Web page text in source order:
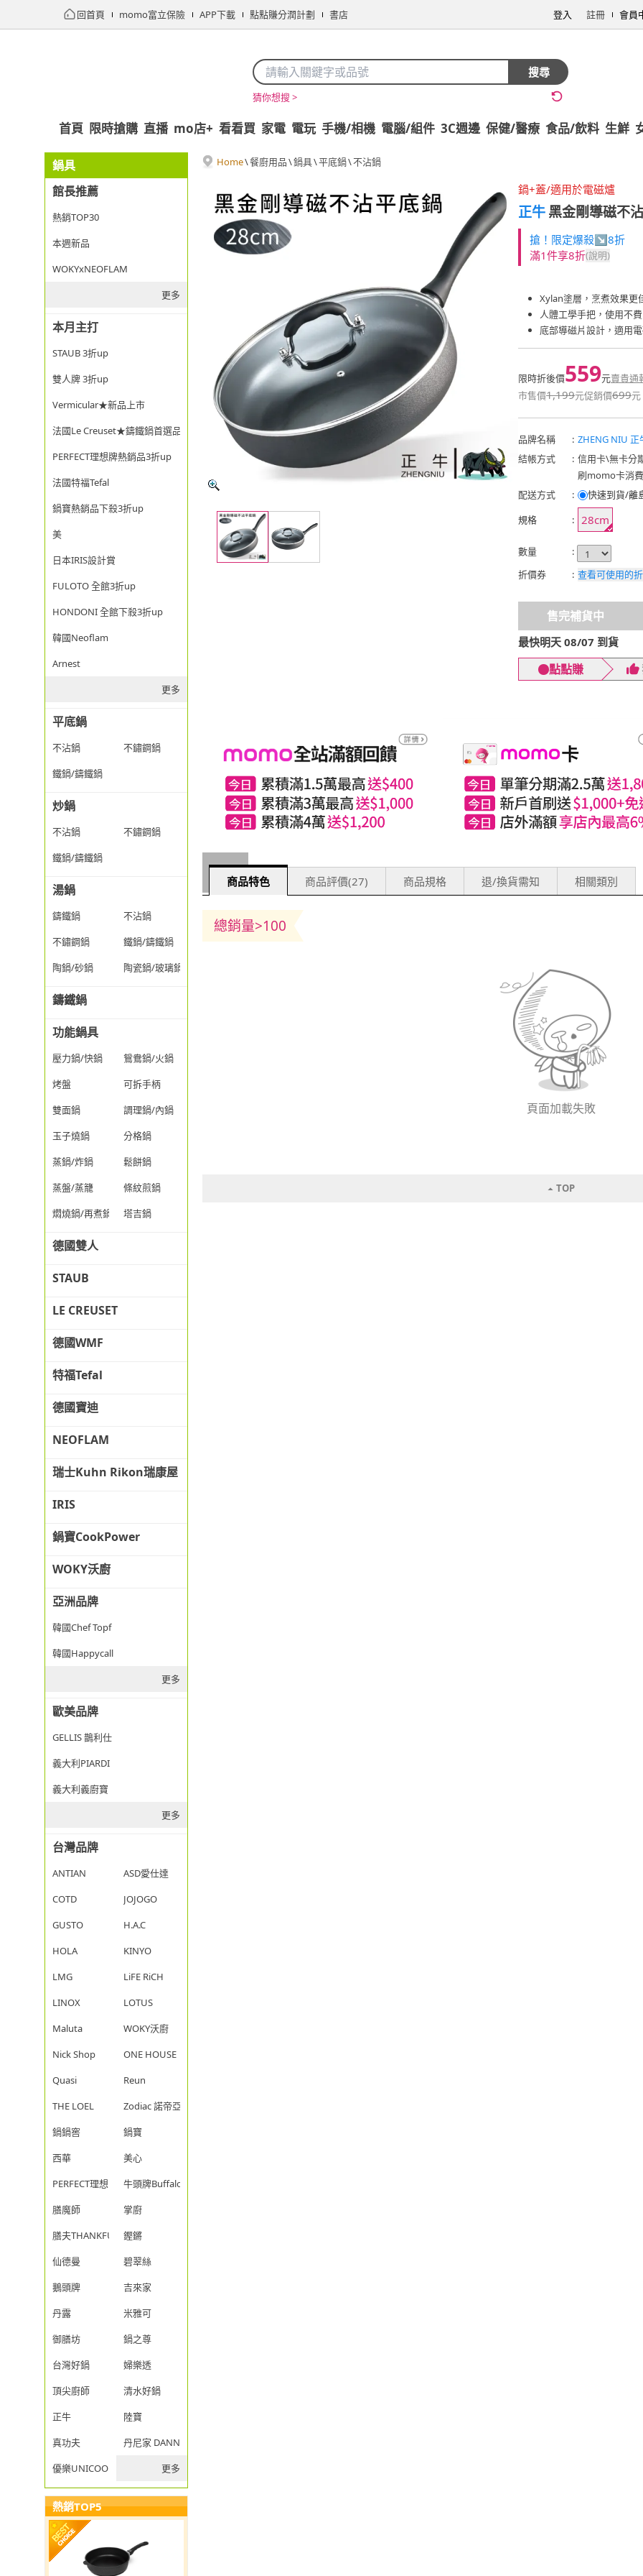
回首頁 momo富立保險 APP下載 點點賺分潤計劃 書店 登入 註冊 會員
搜尋
猜你想搜 >
首頁 限時搶購 直播 mo店+ 看看買 家電 電玩 手機/相機 電腦/組件 3C週邊 保健/醫療 食品/飲料 生鮮
鍋具
館長推薦
熱銷TOP30
本週新品
WOKYxNEOFLAM
更多
本月主打
STAUB 3折up
雙人牌 3折up
Vermicular★新品上市
法國Le Creuset★鑄鐵鍋首選品牌
PERFECT理想牌熱銷品3折up
法國特福Tefal
鍋寶熱銷品下殺3折up
美
日本IRIS設計賞
FULOTO 全館3折up
HONDONI 全館下殺3折up
韓國Neoflam
Arnest
更多
平底鍋
不沾鍋
不鏽鋼鍋
鐵鍋/鑄鐵鍋
炒鍋
不沾鍋
不鏽鋼鍋
鐵鍋/鑄鐵鍋
湯鍋
鑄鐵鍋
不沾鍋
不鏽鋼鍋
鐵鍋/鑄鐵鍋
陶鍋/砂鍋
陶瓷鍋/玻璃鍋/透明鍋
鑄鐵鍋
功能鍋具
壓力鍋/快鍋
鴛鴦鍋/火鍋
烤盤
可拆手柄
雙面鍋
調理鍋/內鍋
玉子燒鍋
分格鍋
蒸鍋/炸鍋
鬆餅鍋
蒸盤/蒸籠
條紋煎鍋
燜燒鍋/再煮鍋
塔吉鍋
德國雙人
STAUB
LE CREUSET
德國WMF
特福Tefal
德國寶迪
NEOFLAM
瑞士Kuhn Rikon瑞康屋
IRIS
鍋寶CookPower
WOKY沃廚
亞洲品牌
韓國Chef Topf
韓國Happycall
更多
歐美品牌
GELLIS 鵲利仕
義大利PIARDI
義大利義廚寶
更多
台灣品牌
ANTIAN
ASD愛仕達
COTD
JOJOGO
GUSTO
H.A.C
HOLA
KINYO
LMG
LiFE RiCH
LINOX
LOTUS
Maluta
WOKY沃廚
Nick Shop
ONE HOUSE
Quasi
Reun
THE LOEL
Zodiac 諾帝亞
鍋鍋窖
鍋寶
西華
美心
PERFECT理想
牛頭牌Buffalo
膳魔師
掌廚
膳夫THANKFUL
鏗鏘
仙德曼
碧翠絲
鵝頭牌
吉來家
丹露
米雅可
御膳坊
鍋之尊
台灣好鍋
婦樂透
頂尖廚師
清水好鍋
正牛
陸寶
真功夫
丹尼家 DANNY JIA
優樂UNICOOK
更多
熱銷TOP5
Home\餐廚用品\鍋具\平底鍋\不沾鍋
鍋+蓋/適用於電磁爐
正牛黑金剛導磁不
搶！限定爆殺↘8折
滿1件享8折(說明)
Xylan塗層，烹煮效果更
人體工學手把，使用不
底部導磁片設計，適用
限時折後價559元賣貴通
市售價1,199元促銷價699元
品牌名稱 : ZHENG NIU 正
結帳方式
: 信用卡\無卡分
刷momo卡消
配送方式
:
快速到貨/離
規格
: 28cm
數量
:
折價券
: 查看可使用的
售完補貨中
最快明天 08/07 到貨
點點賺
商品特色 商品評價(27) 商品規格 退/換貨需知 相關類別
總銷量>100
頁面加載失敗
TOP